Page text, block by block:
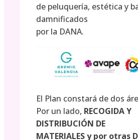
de peluquería, estética y
damnificados
por la DANA.
El Plan constará de dos
Por un lado, RECOGIDA Y
DISTRIBUCIÓN DE
MATERIALES y por otras